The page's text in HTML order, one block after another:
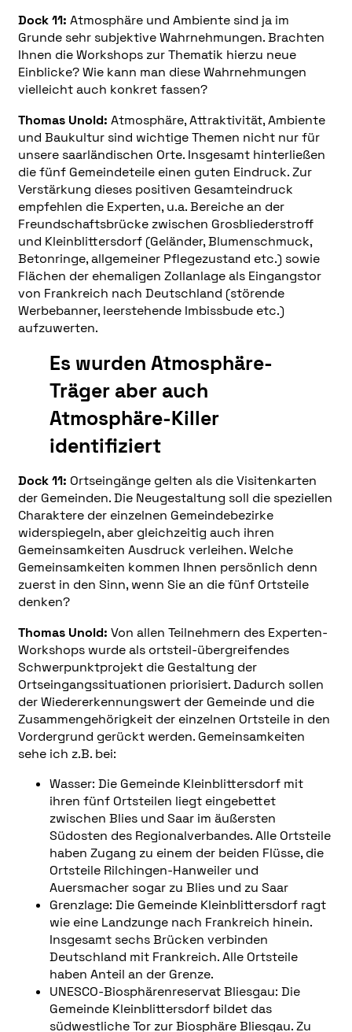
Dock 11: Atmosphäre und Ambiente sind ja im
Grunde sehr subjektive Wahrnehmungen. Brachten
Ihnen die Workshops zur Thematik hierzu neue
Einblicke? Wie kann man diese Wahrnehmungen
vielleicht auch konkret fassen?
Thomas Unold: Atmosphäre, Attraktivität, Ambiente
und Baukultur sind wichtige Themen nicht nur für
unsere saarländischen Orte. Insgesamt hinterließen
die fünf Gemeindeteile einen guten Eindruck. Zur
Verstärkung dieses positiven Gesamteindruck
empfehlen die Experten, u.a. Bereiche an der
Freundschaftsbrücke zwischen Grosbliederstroff
und Kleinblittersdorf (Geländer, Blumenschmuck,
Betonringe, allgemeiner Pflegezustand etc.) sowie
Flächen der ehemaligen Zollanlage als Eingangstor
von Frankreich nach Deutschland (störende
Werbebanner, leerstehende Imbissbude etc.)
aufzuwerten.
Es wurden Atmosphäre-
Träger aber auch
Atmosphäre-Killer
identifiziert
Dock 11: Ortseingänge gelten als die Visitenkarten
der Gemeinden. Die Neugestaltung soll die speziellen
Charaktere der einzelnen Gemeindebezirke
widerspiegeln, aber gleichzeitig auch ihren
Gemeinsamkeiten Ausdruck verleihen.Welche
Gemeinsamkeiten kommen Ihnen persönlich denn
zuerst in den Sinn, wenn Sie an die fünf Ortsteile
denken?
Thomas Unold: Von allen Teilnehmern des Experten-
Workshops wurde als ortsteil-übergreifendes
Schwerpunktprojekt die Gestaltung der
Ortseingangssituationen priorisiert. Dadurch sollen
der Wiedererkennungswert der Gemeinde und die
Zusammengehörigkeit der einzelnen Ortsteile in den
Vordergrund gerückt werden. Gemeinsamkeiten
sehe ich z.B. bei:
Wasser: Die Gemeinde Kleinblittersdorf mit
ihren fünf Ortsteilen liegt eingebettet
zwischen Blies und Saar im äußersten
Südosten des Regionalverbandes. Alle Ortsteile
haben Zugang zu einem der beiden Flüsse, die
Ortsteile Rilchingen-Hanweiler und
Auersmacher sogar zu Blies und zu Saar
Grenzlage: Die Gemeinde Kleinblittersdorf ragt
wie eine Landzunge nach Frankreich hinein.
Insgesamt sechs Brücken verbinden
Deutschland mit Frankreich. Alle Ortsteile
haben Anteil an der Grenze.
UNESCO-Biosphärenreservat Bliesgau: Die
Gemeinde Kleinblittersdorf bildet das
südwestliche Tor zur Biosphäre Bliesgau. Zu